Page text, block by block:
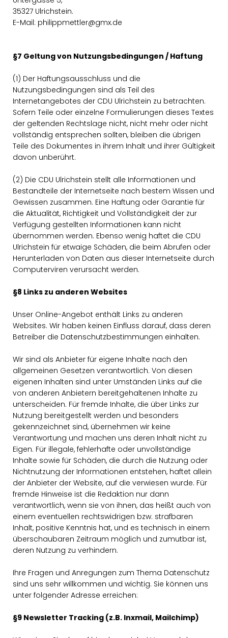
35327 Ulrichstein.
E-Mail: philippmettler@gmx.de
§7 Geltung von Nutzungsbedingungen / Haftung
(1) Der Haftungsausschluss und die
Nutzungsbedingungen sind als Teil des
Internetangebotes der CDU Ulrichstein zu betrachten.
Sofern Teile oder einzelne Formulierungen dieses Textes
der geltenden Rechtslage nicht, nicht mehr oder nicht
vollständig entsprechen sollten, bleiben die übrigen
Teile des Dokumentes in ihrem Inhalt und ihrer Gültigkeit
davon unberührt.
(2) Die CDU Ulrichstein stellt alle Informationen und
Bestandteile der Internetseite nach bestem Wissen und
Gewissen zusammen. Eine Haftung oder Garantie für
die Aktualität, Richtigkeit und Vollständigkeit der zur
Verfügung gestellten Informationen kann nicht
übernommen werden. Ebenso wenig haftet die CDU
Ulrichstein für etwaige Schäden, die beim Abrufen oder
Herunterladen von Daten aus dieser Internetseite durch
Computerviren verursacht werden.
§8 Links zu anderen Websites
Unser Online-Angebot enthält Links zu anderen
Websites. Wir haben keinen Einfluss darauf, dass deren
Betreiber die Datenschutzbestimmungen einhalten.
Wir sind als Anbieter für eigene Inhalte nach den
allgemeinen Gesetzen verantwortlich. Von diesen
eigenen Inhalten sind unter Umständen Links auf die
von anderen Anbietern bereitgehaltenen Inhalte zu
unterscheiden. Für fremde Inhalte, die über Links zur
Nutzung bereitgestellt werden und besonders
gekennzeichnet sind, übernehmen wir keine
Verantwortung und machen uns deren Inhalt nicht zu
Eigen. Für illegale, fehlerhafte oder unvollständige
Inhalte sowie für Schäden, die durch die Nutzung oder
Nichtnutzung der Informationen entstehen, haftet allein
der Anbieter der Website, auf die verwiesen wurde. Für
fremde Hinweise ist die Redaktion nur dann
verantwortlich, wenn sie von ihnen, das heißt auch von
einem eventuellen rechtswidrigen bzw. strafbaren
Inhalt, positive Kenntnis hat, und es technisch in einem
überschaubaren Zeitraum möglich und zumutbar ist,
deren Nutzung zu verhindern.
Ihre Fragen und Anregungen zum Thema Datenschutz
sind uns sehr willkommen und wichtig. Sie können uns
unter folgender Adresse erreichen:
§9 Newsletter Tracking (z.B. Inxmail, Mailchimp)